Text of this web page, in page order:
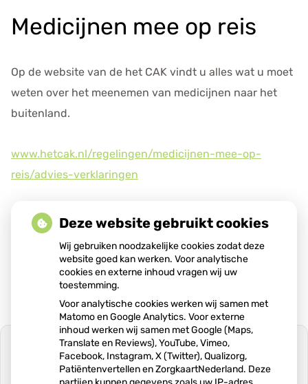
e
g
v
e
n
s
Medicijnen mee op reis
Op de website van de het CAK vindt u alles wat u moet
weten over het meenemen van medicijnen naar het
buitenland.
www.hetcak.nl/regelingen/medicijnen-mee-op-
reis/advies-verklaringen
Publicatiedatum:29-07-2023
Deze website gebruikt cookies
Wij gebruiken noodzakelijke cookies zodat deze
website goed kan werken. Voor analytische
cookies en externe inhoud vragen wij uw
toestemming.
Voor analytische cookies werken wij samen met
Matomo en Google Analytics. Voor externe
inhoud werken wij samen met Google (Maps,
Translate en Reviews), YouTube, Vimeo,
Facebook, Instagram, X (Twitter), Qualizorg,
Patiëntenvertellen en ZorgkaartNederland. Deze